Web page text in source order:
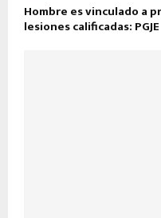
Hombre es vinculado a
lesiones calificadas: PGJE